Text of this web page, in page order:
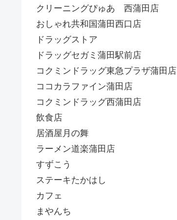
クリーニングぴゅあ 西蒲田店
おしゃれ共和国蒲田西口店
ドラッグストア
ドラッグセガミ蒲田駅前店
コクミンドラッグ東急プラザ蒲田店
ココカラファイン蒲田店
コクミンドラッグ西蒲田店
飲食店
居酒屋月の舞
ラーメン道楽蒲田店
すずこう
ステーキたかはし
カフェ
まやんち